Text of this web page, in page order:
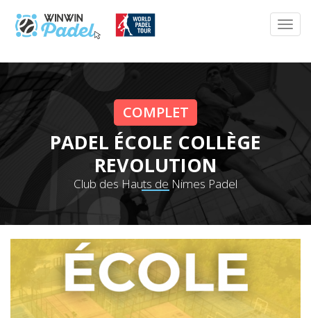
COMPLET
PADEL ÉCOLE COLLÈGE
REVOLUTION
Club des Hauts de Nimes Padel